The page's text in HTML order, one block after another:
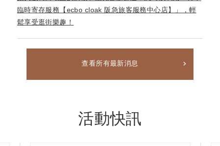
臨時寄存服務【ecbo cloak 阪急旅客服務中心店】」，輕
鬆享受逛街樂趣！
查看所有最新消息
活動快訊